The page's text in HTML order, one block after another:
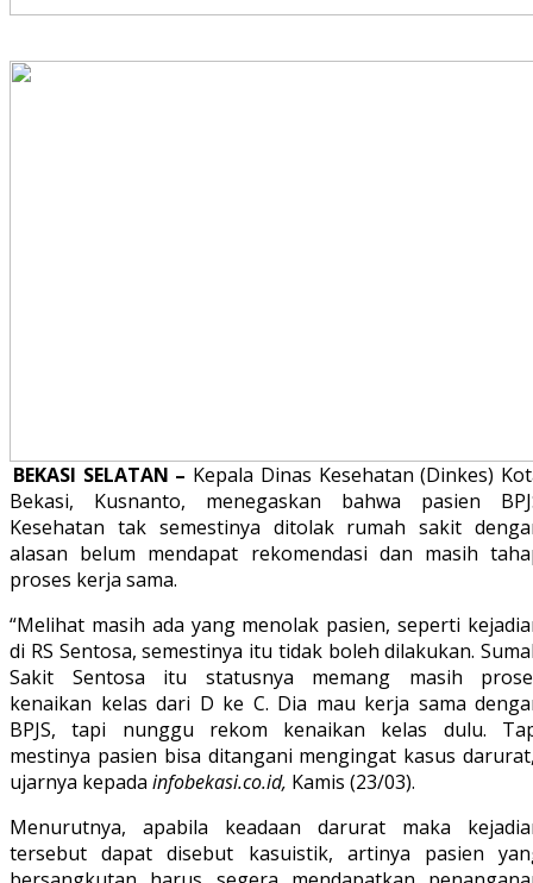
BEKASI SELATAN – Kepala Dinas Kesehatan (Dinkes)
Bekasi, Kusnanto, menegaskan bahwa pasien
Kesehatan tak semestinya ditolak rumah sakit
alasan belum mendapat rekomendasi dan masih
proses kerja sama.
“Melihat masih ada yang menolak pasien, seperti
di RS Sentosa, semestinya itu tidak boleh dilakukan.
Sakit Sentosa itu statusnya memang masih
kenaikan kelas dari D ke C. Dia mau kerja sama
BPJS, tapi nunggu rekom kenaikan kelas dulu.
mestinya pasien bisa ditangani mengingat kasus
ujarnya kepada infobekasi.co.id, Kamis (23/03).
Menurutnya, apabila keadaan darurat maka
tersebut dapat disebut kasuistik, artinya pasien